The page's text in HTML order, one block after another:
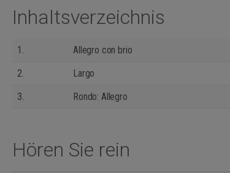
Inhaltsverzeichnis
1.
Allegro con brio
2.
Largo
3.
Rondo: Allegro
Hören Sie rein